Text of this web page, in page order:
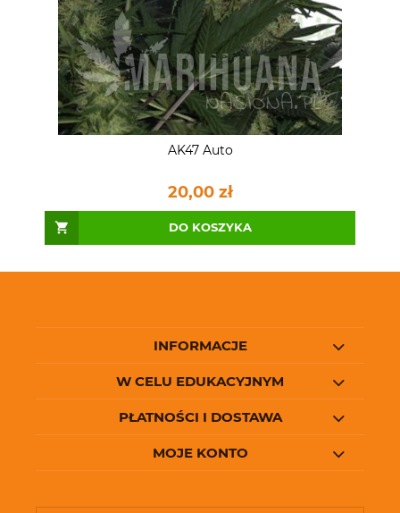
AK47 Auto
20,00 zł
DO KOSZYKA
INFORMACJE
W CELU EDUKACYJNYM
PŁATNOŚCI I DOSTAWA
MOJE KONTO